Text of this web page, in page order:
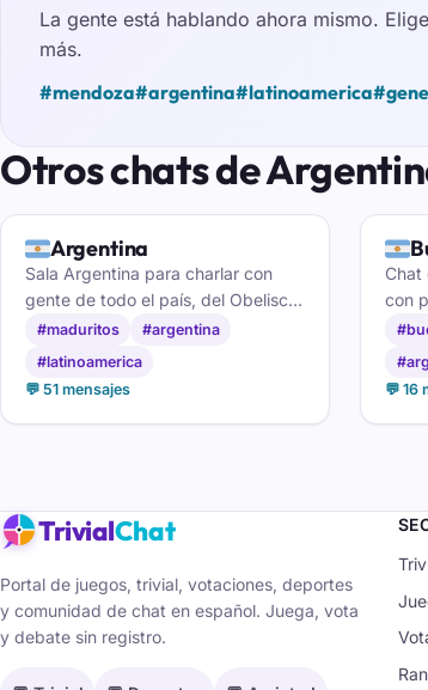
La gente está hablando ahora mismo.
más.
#mendoza#argentina#latinoamerica
Otros chats de
🇦🇷Argentina
Sala Argentina para charlar con
gente de todo el país, del Obelisco
a la Patagonia, y hacer nuevas
amistades con un buen mate de
por medio.
#maduritos
#argentina
#latinoamerica
💬 51 mensajes
🇦🇷
Chat
con
💬 16
TrivialChat
Portal de juegos, trivial, votaciones, deportes
y comunidad de chat en español. Juega, vota
y debate sin registro.